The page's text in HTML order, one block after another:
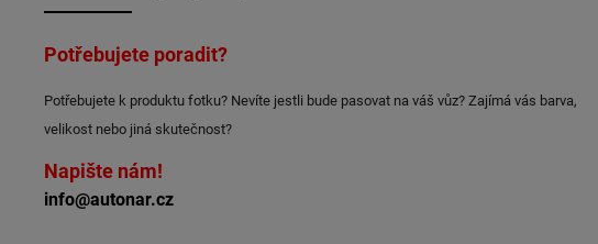
Potřebujete poradit?
Potřebujete k produktu fotku? Nevíte jestli bude pasovat na váš vůz? Zajímá vás barva,
velikost nebo jiná skutečnost?
Napište nám!
info@autonar.cz